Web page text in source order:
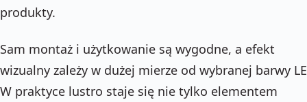
produkty.
Sam montaż i użytkowanie są wygodne, a efekt
wizualny zależy w dużej mierze od wybranej barwy
W praktyce lustro staje się nie tylko elementem